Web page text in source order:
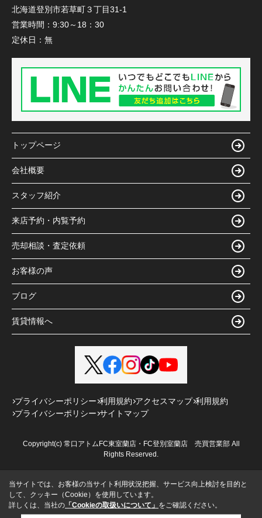
北海道登別市若草町３丁目31-1
営業時間： 9:30～18：30
定休日： 無
トップページ
会社概要
スタッフ紹介
来店予約・内覧予約
売却相談・査定依頼
お客様の声
ブログ
賃貸情報へ
プライバシーポリシー 利用規約 アクセスマップ 利用規約
プライバシーポリシー サイトマップ
Copyright(c) 常口アトムFC東室蘭店・FC登別室蘭店 売買営業部 All
Rights Reserved.
当サイトでは、お客様の当サイト利用状況把握、サービス向上検討を目的と
して、クッキー（Cookie）を使用しています。
詳しくは、当社の 「Cookieの取扱いについて」 をご確認ください。